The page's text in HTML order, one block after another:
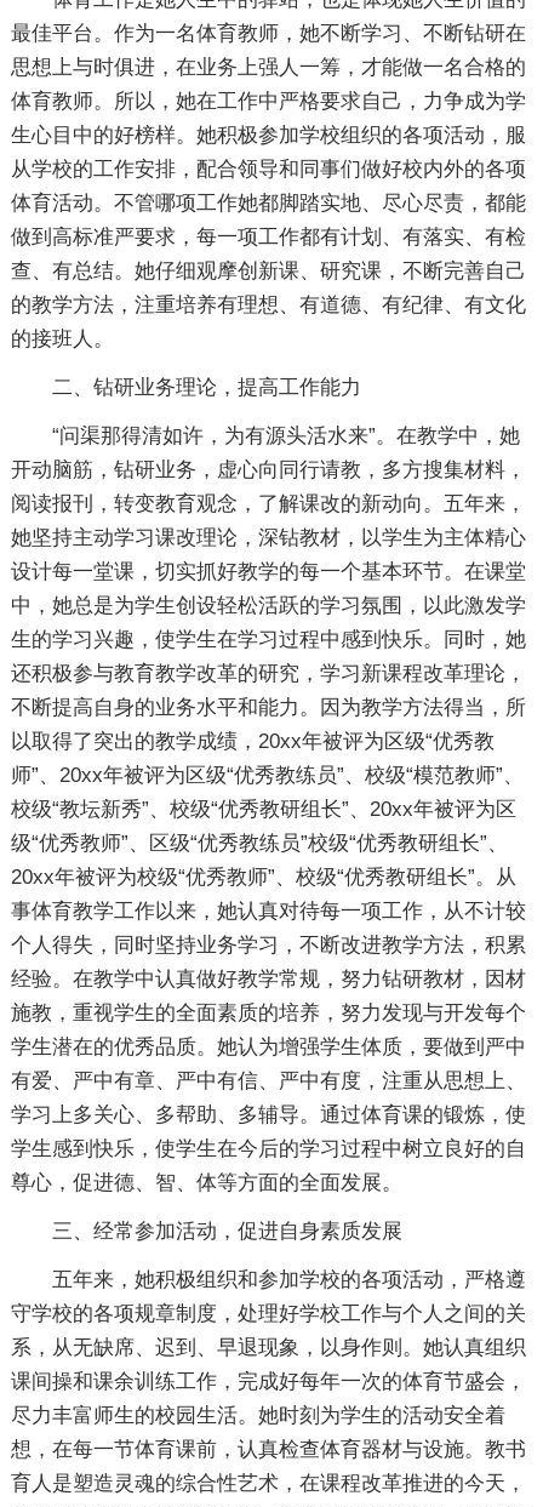
最佳平台。作为一名体育教师，她不断学习、不断钻研在
思想上与时俱进，在业务上强人一筹，才能做一名合格的
体育教师。所以，她在工作中严格要求自己，力争成为学
生心目中的好榜样。她积极参加学校组织的各项活动，服
从学校的工作安排，配合领导和同事们做好校内外的各项
体育活动。不管哪项工作她都脚踏实地、尽心尽责，都能
做到高标准严要求，每一项工作都有计划、有落实、有检
查、有总结。她仔细观摩创新课、研究课，不断完善自己
的教学方法，注重培养有理想、有道德、有纪律、有文化
的接班人。
二、钻研业务理论，提高工作能力
“问渠那得清如许，为有源头活水来”。在教学中，她
开动脑筋，钻研业务，虚心向同行请教，多方搜集材料，
阅读报刊，转变教育观念，了解课改的新动向。五年来，
她坚持主动学习课改理论，深钻教材，以学生为主体精心
设计每一堂课，切实抓好教学的每一个基本环节。在课堂
中，她总是为学生创设轻松活跃的学习氛围，以此激发学
生的学习兴趣，使学生在学习过程中感到快乐。同时，她
还积极参与教育教学改革的研究，学习新课程改革理论，
不断提高自身的业务水平和能力。因为教学方法得当，所
以取得了突出的教学成绩，20xx年被评为区级“优秀教
师”、20xx年被评为区级“优秀教练员”、校级“模范教师”、
校级“教坛新秀”、校级“优秀教研组长”、20xx年被评为区
级“优秀教师”、区级“优秀教练员”校级“优秀教研组长”、
20xx年被评为校级“优秀教师”、校级“优秀教研组长”。从
事体育教学工作以来，她认真对待每一项工作，从不计较
个人得失，同时坚持业务学习，不断改进教学方法，积累
经验。在教学中认真做好教学常规，努力钻研教材，因材
施教，重视学生的全面素质的培养，努力发现与开发每个
学生潜在的优秀品质。她认为增强学生体质，要做到严中
有爱、严中有章、严中有信、严中有度，注重从思想上、
学习上多关心、多帮助、多辅导。通过体育课的锻炼，使
学生感到快乐，使学生在今后的学习过程中树立良好的自
尊心，促进德、智、体等方面的全面发展。
三、经常参加活动，促进自身素质发展
五年来，她积极组织和参加学校的各项活动，严格遵
守学校的各项规章制度，处理好学校工作与个人之间的关
系，从无缺席、迟到、早退现象，以身作则。她认真组织
课间操和课余训练工作，完成好每年一次的体育节盛会，
尽力丰富师生的校园生活。她时刻为学生的活动安全着
想，在每一节体育课前，认真检查体育器材与设施。教书
育人是塑造灵魂的综合性艺术，在课程改革推进的今天，